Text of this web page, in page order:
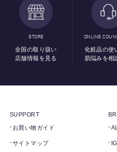
STORE
全国の取り扱い
店舗情報を見る
ONLINE
化粧品の使
肌悩みを相
SUPPORT
お買い物ガイド
サイトマップ